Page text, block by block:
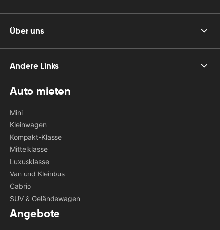
Über uns
Andere Links
Auto mieten
Mini
Kleinwagen
Kompakt-Klasse
Mittelklasse
Luxusklasse
Van und Kleinbus
Cabrio
SUV & Geländewagen
Angebote